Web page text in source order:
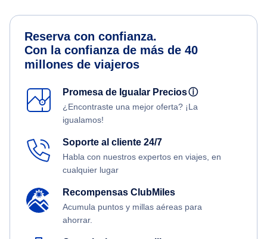
Reserva con confianza.
Con la confianza de más de 40
millones de viajeros
Promesa de Igualar Preciosⓘ
¿Encontraste una mejor oferta? ¡La
igualamos!
Soporte al cliente 24/7
Habla con nuestros expertos en viajes, en
cualquier lugar
Recompensas ClubMiles
Acumula puntos y millas aéreas para
ahorrar.